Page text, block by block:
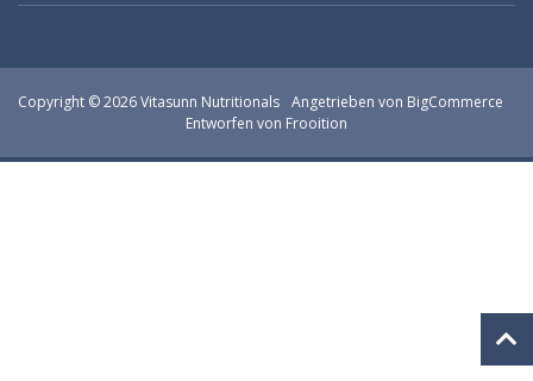
Copyright © 2026 Vitasunn Nutritionals Angetrieben von BigCommerce
Entworfen von Frooition